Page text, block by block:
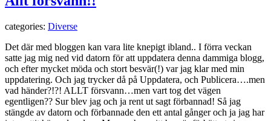
categories: Diverse
Det där med bloggen kan vara lite knepigt ibland.. I förra veckan
satte jag mig ned vid datorn för att uppdatera denna dammiga blogg,
och efter mycket möda och stort besvär(!) var jag klar med min
uppdatering. Och jag trycker då på Uppdatera, och Publicera….men
vad händer?!?! ALLT försvann…men vart tog det vägen
egentligen?? Sur blev jag och ja rent ut sagt förbannad! Så jag
stängde av datorn och förbannade den ett antal gånger och ja jag har